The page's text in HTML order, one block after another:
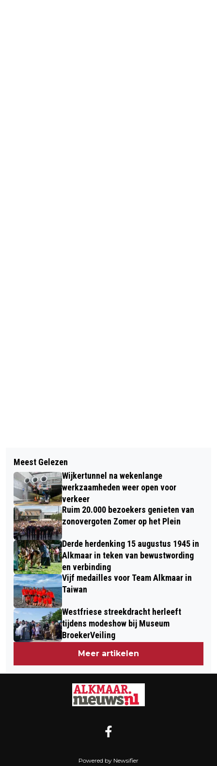
GLASVEZELAANLEG BIJ HOOGBOUW
IN ALKMAAR-WEST
AZ KAN HET IN THUISDUEL PSV NIET
MOEILIJK MAKEN; NA RODE KAART IN
11E MINUUT KAARTEN AL GESCHUT
Meest Gelezen
Wijkertunnel na wekenlange
werkzaamheden weer open voor
verkeer
Ruim 20.000 bezoekers genieten van
zonovergoten Zomer op het Plein
Derde herdenking 15 augustus 1945 in
Alkmaar in teken van bewustwording
en verbinding
Vijf medailles voor Team Alkmaar in
Taiwan
Westfriese streekdracht herleeft
tijdens modeshow bij Museum
BroekerVeiling
Meer artikelen
Powered by Newsifier